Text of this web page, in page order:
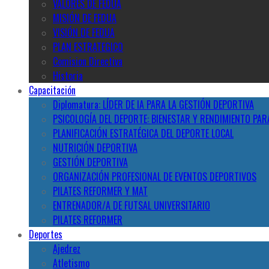
VALORES DE FEDUA
MISIÓN DE FEDUA
VISIÓN DE FEDUA
PLAN ESTRATEGICO
Comision Directiva
Historia
Capacitación
Diplomatura: LÍDER DE IA PARA LA GESTIÓN DEPORTIVA
PSICOLOGÍA DEL DEPORTE: BIENESTAR Y RENDIMIENTO
PLANIFICACIÓN ESTRATÉGICA DEL DEPORTE LOCAL
NUTRICIÓN DEPORTIVA
GESTIÓN DEPORTIVA
ORGANIZACIÓN PROFESIONAL DE EVENTOS DEPORTIVOS
PILATES REFORMER Y MAT
ENTRENADOR/A DE FUTSAL UNIVERSITARIO
PILATES REFORMER
Deportes
Ajedrez
Atletismo